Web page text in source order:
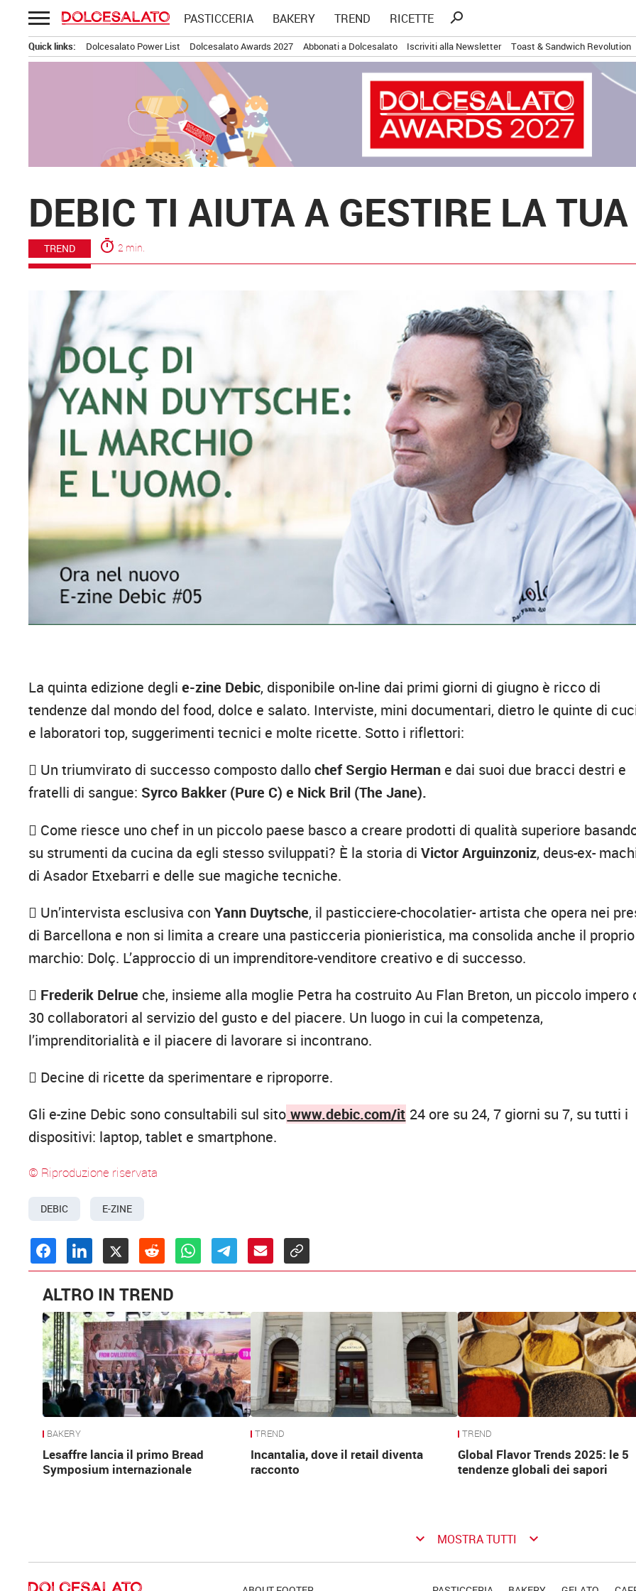
Passa
al
contenuto
PASTICCERIA BAKERY TREND RICETTE
Ricerca
search
Quick links: Dolcesalato Power List Dolcesalato Awards 2027 Abbonati a Dolcesalato Iscriviti alla Newsletter Toast & Sandwich Revolution
DEBIC TI AIUTA A GESTIRE LA
TREND timer 2 min.
La quinta edizione deglie-zine Debic, disponibile on-line dai primi giorni di giugno è ricco di
tendenze dal mondo del food, dolce e salato. Interviste, mini documentari, dietro le quinte di
e laboratori top, suggerimenti tecnici e molte ricette. Sotto i riflettori:
 Un triumvirato di successo composto dallochef Sergio Herman e dai suoi due bracci destri e
fratelli di sangue: Syrco Bakker (Pure C) e Nick Bril (The Jane).
 Come riesce uno chef in un piccolo paese basco a creare prodotti di qualità superiore
su strumenti da cucina da egli stesso sviluppati? È la storia diVictor Arguinzoniz, deus-ex-
di Asador Etxebarri e delle sue magiche tecniche.
 Un’intervista esclusiva conYann Duytsche, il pasticciere-chocolatier- artista che opera nei
di Barcellona e non si limita a creare una pasticceria pionieristica, ma consolida anche il proprio
marchio: Dolç. L’approccio di un imprenditore-venditore creativo e di successo.
 Frederik Delrue che, insieme alla moglie Petra ha costruito Au Flan Breton, un piccolo impero
30 collaboratori al servizio del gusto e del piacere. Un luogo in cui la competenza,
l’imprenditorialità e il piacere di lavorare si incontrano.
 Decine di ricette da sperimentare e riproporre.
Gli e-zine Debic sono consultabili sul sito www.debic.com/it 24 ore su 24, 7 giorni su 7, su tutti i
dispositivi: laptop, tablet e smartphone.
© Riproduzione riservata
DEBIC E-ZINE
ALTRO IN TREND
BAKERY
Lesaffre lancia il primo Bread
Symposium internazionale
TREND
Incantalia, dove il retail diventa
racconto
TREND
Global Flavor Trends 2025: le 5
tendenze globali dei sapori
keyboard_arrow_down MOSTRA TUTTI keyboard_arrow_down